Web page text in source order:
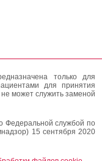
только для
для принятия
может служить заменой
Федеральной службой по
15 сентября 2020